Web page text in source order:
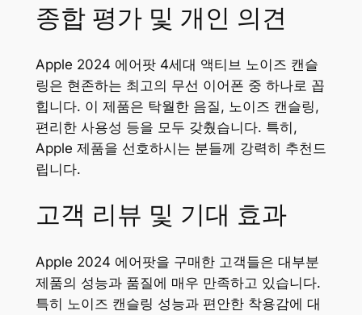
종합 평가 및 개인 의견
Apple 2024 에어팟 4세대 액티브 노이즈 캔슬
링은 현존하는 최고의 무선 이어폰 중 하나로 꼽
힙니다. 이 제품은 탁월한 음질, 노이즈 캔슬링,
편리한 사용성 등을 모두 갖췄습니다. 특히,
Apple 제품을 선호하시는 분들께 강력히 추천드
립니다.
고객 리뷰 및 기대 효과
Apple 2024 에어팟을 구매한 고객들은 대부분
제품의 성능과 품질에 매우 만족하고 있습니다.
특히 노이즈 캔슬링 성능과 편안한 착용감에 대